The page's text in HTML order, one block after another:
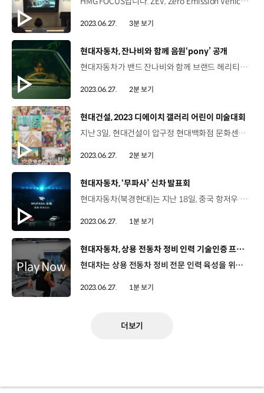
2023.06.27. 3분 보기
[동영상]
현대자동차, 잔나비와 함께 음원‘pony’ 공개
현대자동차가 밴드 잔나비와 함께 브랜드 헤리티지 알리기에 나섰습니다. 현대차는 밴드 잔나비를 헤리티지 프로젝트 홍보대사로 선정하고 지난 21일, 국내외 음악 스트리밍 플랫폼을 통해 프로젝트 음원인 ‘pony’를 공개했는데요. 현대차의 첫 독자 개발 모델인 포니 그리고 포니 쿠페 콘셉트로부터 시작된 브랜드 헤리티지를 다각도로 선보이기 위해 ‘pony’ 음원과 뮤직비디오를 제작했습니다 따뜻한 노랫말과 정서로 두터운 팬층을 보유한 잔나비의 보컬, 최정훈 씨는 어린 시절 어머니 차에서 노래를 들으며 싱어송라이터를 꿈꿨던 추억을 음원에 담았는데요. ‘pony’의 뮤직비디오에는 포니와 아이오닉 5가 함께 등장해 브랜드 헤리티지가 오늘날의 혁신으로 이어지는 모습이 담겼습니다. 최지연 매니저 / 현대자동차 브랜드커뮤니케이션팀밴드 잔나비는 윗세대에겐 향수를 불러일으키고 MZ세대에겐 레트로의 참신함을 보여주며 전 세대를 아우를 수 있을 것이라 생각했습니다. 현재 애플뮤직, 멜론 등 모든 음악 플랫폼에서 들어보실 수 있습니다. 한편, 잔나비는 현대차와 협업의 일환으로 7월 22일 현대 모터스튜디오 서울에서 특별 콘서트를 열고 프로젝트 음원인 ‘pony’ 등을 선보일 계획입니다.
2023.06.27. 2분 보기
[동영상]
현대건설, 2023 디에이치 갤러리 어린이 미술대회
지난 3일, 현대건설이 압구정 현대백화점 문화센터에서 ‘2023 디에이치 갤러리 어린이 미술대회’ 시상식을 개최했습니다. 디에이치 갤러리 어린이 미술대회는 현대건설 주택사업본부에서 추진하는 사회 공헌 활동인데요. 올해는 '집에서 보내는 가장 행복한 시간'을 주제로 아이들이 집에 담긴 평범하면서도 소중한 일상을 즐거운 추억으로 간직할 수 있도록 기획되었습니다. 신국현 상무/ 현대건설 주택사업본부존경하는 수상자 및 가족 여러분 정말 감사합니다. ‘집에서 보내는 가장 행복한 시간’이 이번 대회 주제죠? 그 행복한 시간을 보낼 수 있는 좋은 집을 짓도록 열심히 노력하겠습니다. 이번 행사는 총 16개 초등학교에서 350여 명의 어린이들이 작품을 출품하며 뜨거운 관심을 받았는데요. 학년 부문별로 대상 1명, 최우수상 2명, 우수상 3명을 선정했습니다. 이재훈/ 신구초등학교대상은 생각도 못 했는데 대상을 받아서 너무 뿌듯해요. 신지윤/ 압구정초등학교되게 기분이 좋고 떨립니다. 현대건설은 시상식 후 '집'이라는 주제에 걸맞게 어린이들에게 미래 주거 공간을 선보이며 현대건설이 지을 미래의 ‘집’에 대한 기대감을 높였습니다.
2023.06.27. 2분 보기
[동영상]
현대자동차, ‘무파사’ 신차 발표회
현대자동차(북경현대)는 지난 18일, 중국 항저우 신천지 태양극장에서 ‘무파사와 함께 떠나는 신비한 여행’을 주제로 준중형 SUV 무파사의 신차발표회를 열었습니다. 항저우 신천지 태양극장은 세계에서 가장 넓은 실내 무대를 보유한 것으로 알려져 있는데요. 1,200명의 인원을 초청해 무파사 론칭 콘셉트인 ‘Moving Smart Home SUV’와 연계한 타임슬립 공연 등 이색적인 신차 발표회를 선보였는데요. 무파사라는 솔루션을 찾기 위해 판타지 여행을 떠난다는 설정으로 관객들의 흥미를 높였습니다. 이어진 무대에서는 행사의 주인공, 무파사에 대한 소개가 있었습니다. 무파사의 디자인과 신기술, 상품 USP를 설명하는 시간을 가졌습니다. 현대자동차(북경현대)는 앞으로도 다양한 마케팅 전략을 통해 중국 시장 점유율을 높여 나갈 계획입니다.
2023.06.27. 1분 보기
[동영상]
현대자동차, 상용 전동차 정비 인력 기술인증 프로그램 도입
현대차는 상용 전동차 정비 전문 인력 육성을 위한 '현대 상용 플릿 전동차 기술인증제', HFCPe를 런칭하고 지난 20일부터 천안글로벌러닝센터에서 첫 교육을 실시했습니다. HFCPe는 실제 현장 사례에 기반한 실습 교육과 전동차 수리·진단 역량 확보를 목표로 대상자들에게 총 3단계의 교육과정을 제공하는데요. 전동차 기본 이러닝 과정, 상용 전동차 스킬업 과정, 그리고 EV, FCEV 진단 과정 순으로 단계별로 이수할 수 있습니다. 교육 대상자는 EV, FCEV 진단 과정까지 이수한 후 승급 평가를 통과하게 되면, ‘e-Pro(이-프로) 등급’을 받게 되고 독자적인 진단과 수리가 가능합니다.
2023.06.27. 1분 보기
더보기